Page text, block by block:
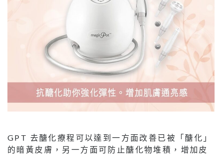
GPT 去醣化療程可以達到一方面改善已被「醣化」
的暗黃皮膚，另一方面可防止醣化物堆積，增加皮